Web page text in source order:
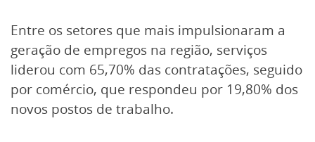
Entre os setores que mais impulsionaram a
geração de empregos na região, serviços
liderou com 65,70% das contratações, seguido
por comércio, que respondeu por 19,80% dos
novos postos de trabalho.